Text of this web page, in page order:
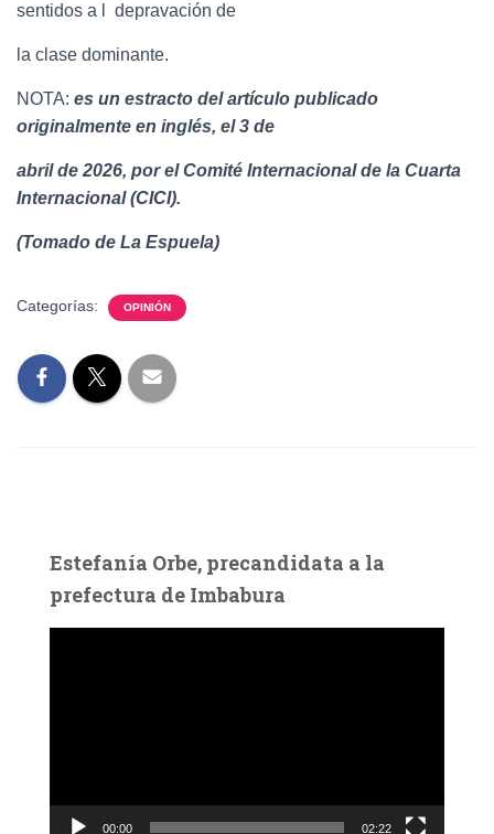
sentidos a l depravación de
la clase dominante.
NOTA: es un estracto delartículo publicado
originalmente en inglés, el 3 de
abril de 2026, por el Comité Internacional de la Cuarta
Internacional (CICI).
(Tomado de La Espuela)
Categorías: OPINIÓN
Estefanía Orbe, precandidata a la
prefectura de Imbabura
c
00:00 02:22